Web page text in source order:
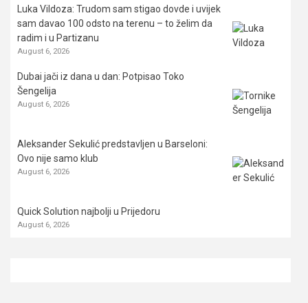
Luka Vildoza: Trudom sam stigao dovde i uvijek
sam davao 100 odsto na terenu – to želim da
radim i u Partizanu
August 6, 2026
Dubai jači iz dana u dan: Potpisao Toko
Šengelija
August 6, 2026
Aleksander Sekulić predstavljen u Barseloni:
Ovo nije samo klub
August 6, 2026
Quick Solution najbolji u Prijedoru
August 6, 2026